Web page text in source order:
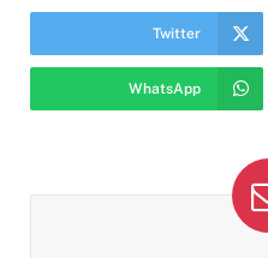
Twitter
WhatsApp